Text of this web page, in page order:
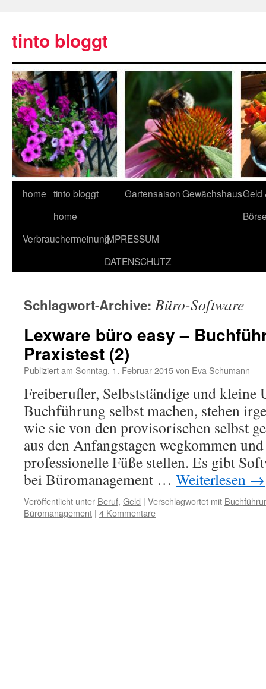
tinto bloggt
home tinto bloggt
home
GartensaisonGewächshausGeld
VerbrauchermeinungIMPRESSUM
DATENSCHUTZ
Schlagwort-Archive: Büro-Software
Lexware büro easy –
Praxistest (2)
Publiziert am Sonntag, 1. Februar 2015von Eva Schumann
Freiberufler, Selbstständige und kleine
Buchführung selbst machen, stehen
wie sie von den provisorischen selbst
aus den Anfangstagen wegkommen
professionelle Füße stellen. Es gibt
bei Büromanagement … Weiterlesen →
Veröffentlicht unter Beruf, Geld | Verschlagwortet mit
Büromanagement | 4 Kommentare